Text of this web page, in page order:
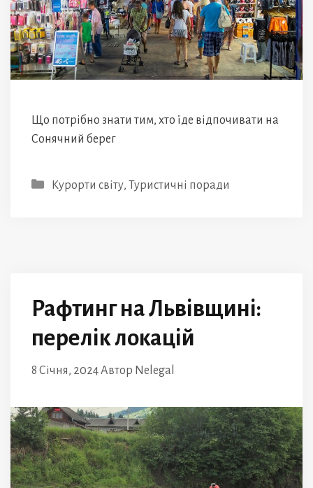
Що потрібно знати тим, хто їде відпочивати на
Сонячний берег
Категорії
Курорти світу, Туристичні поради
Рафтинг на Львівщині:
перелік локацій
8 Січня, 2024Автор Nelegal